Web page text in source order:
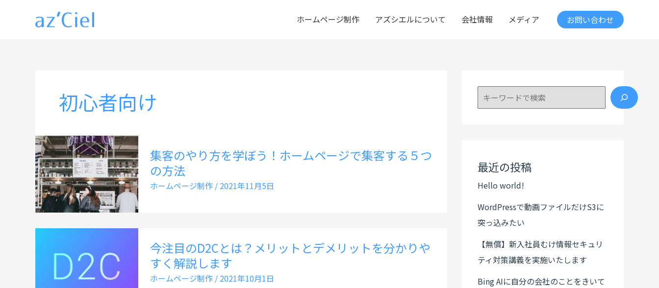
ホームページ制作 アズシエルについて 会社情報 メディア お問い合わせ
初心者向け
集客のやり方を学ぼう！ホームページで集客する５つ
の方法
ホームページ制作 / 2021年11月5日
今注目のD2Cとは？メリットとデメリットを分かりや
すく解説します
ホームページ制作 / 2021年10月1日
検索
最近の投稿
Hello world!
WordPressで動画ファイルだけS3に
突っ込みたい
【無償】新入社員むけ情報セキュリ
ティ対策講義を実施いたします
Bing AIに自分の会社のことをきいて